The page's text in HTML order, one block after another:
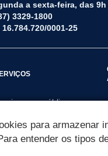
a sexta-feira, das 9h
3329-1800
16.784.720/0001-25
por público
para armazenar
entender os tipos